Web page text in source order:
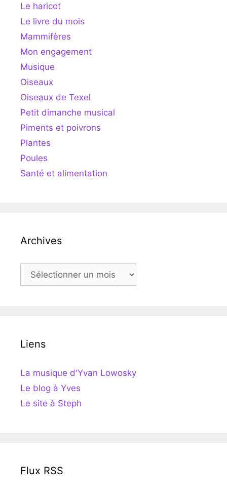
Le haricot
Le livre du mois
Mammifères
Mon engagement
Musique
Oiseaux
Oiseaux de Texel
Petit dimanche musical
Piments et poivrons
Plantes
Poules
Santé et alimentation
Archives
Archives
Liens
La musique d'Yvan Lowosky
Le blog à Yves
Le site à Steph
Flux RSS